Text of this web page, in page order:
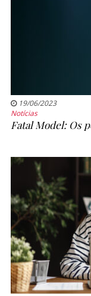
19/06/2023
Notícias
Fatal Model: Os